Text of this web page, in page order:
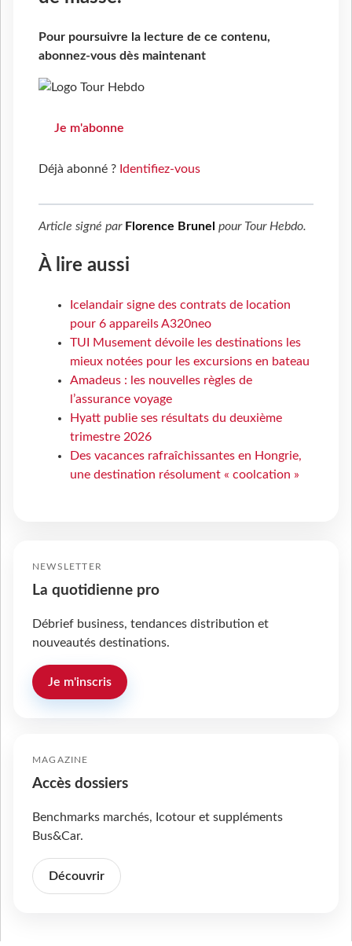
Pour poursuivre la lecture de ce contenu,
abonnez-vous dès maintenant
Je m'abonne
Déjà abonné ? Identifiez-vous
Article signé par Florence Brunel pour Tour Hebdo.
À lire aussi
Icelandair signe des contrats de location
pour 6 appareils A320neo
TUI Musement dévoile les destinations les
mieux notées pour les excursions en bateau
Amadeus : les nouvelles règles de
l’assurance voyage
Hyatt publie ses résultats du deuxième
trimestre 2026
Des vacances rafraîchissantes en Hongrie,
une destination résolument « coolcation »
NEWSLETTER
La quotidienne pro
Débrief business, tendances distribution et
nouveautés destinations.
Je m'inscris
MAGAZINE
Accès dossiers
Benchmarks marchés, Icotour et suppléments
Bus&Car.
Découvrir